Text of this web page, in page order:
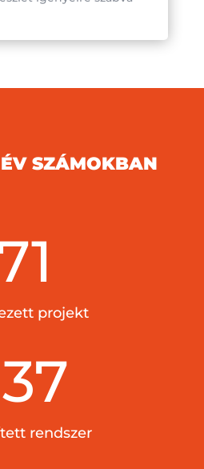
SZÁMOKBAN
projekt
rendszer